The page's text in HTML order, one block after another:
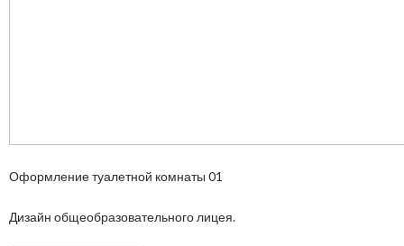
Оформление туалетной комнаты 01
Дизайн общеобразовательного лицея.